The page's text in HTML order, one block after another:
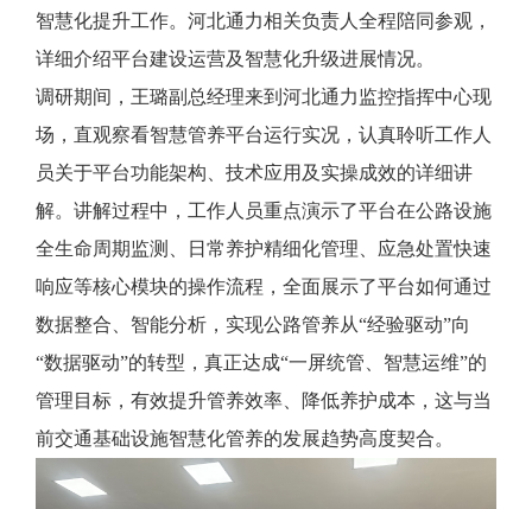
智慧化提升工作。河北通力相关负责人全程陪同参观，
详细介绍平台建设运营及智慧化升级进展情况。
调研期间，王璐副总经理来到河北通力监控指挥中心现
场，直观察看智慧管养平台运行实况，认真聆听工作人
员关于平台功能架构、技术应用及实操成效的详细讲
解。讲解过程中，工作人员重点演示了平台在公路设施
全生命周期监测、日常养护精细化管理、应急处置快速
响应等核心模块的操作流程，全面展示了平台如何通过
数据整合、智能分析，实现公路管养从“经验驱动”向
“数据驱动”的转型，真正达成“一屏统管、智慧运维”的
管理目标，有效提升管养效率、降低养护成本，这与当
前交通基础设施智慧化管养的发展趋势高度契合。